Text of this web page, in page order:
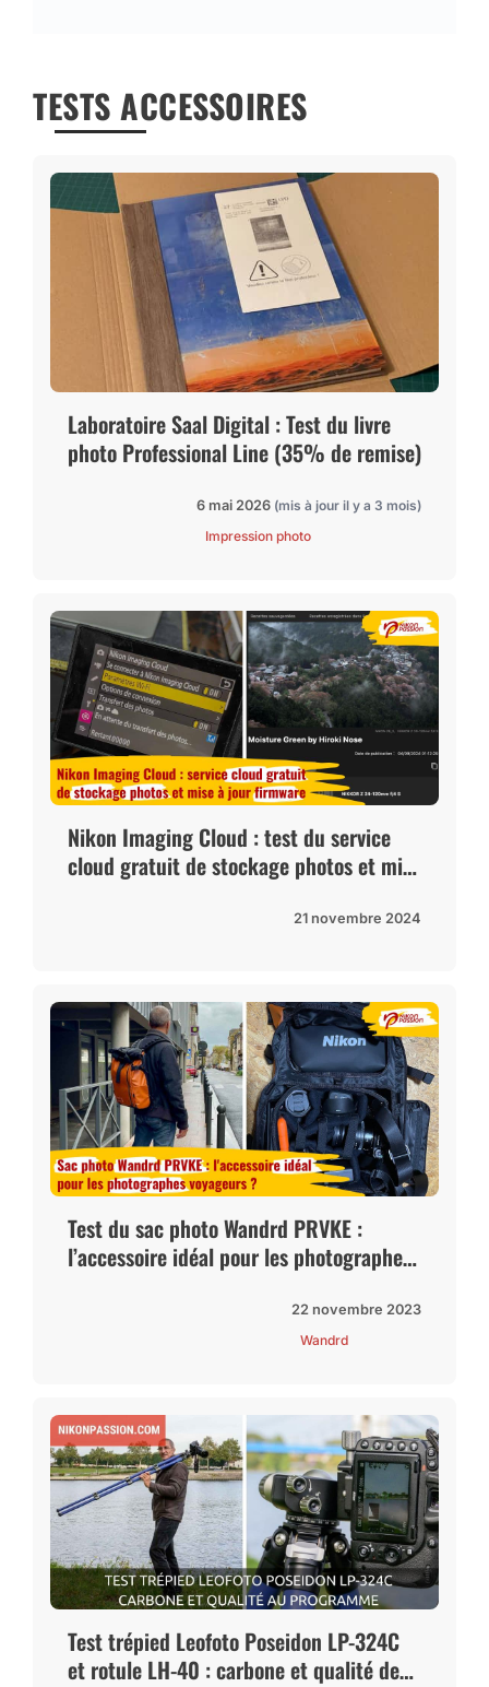
TESTS ACCESSOIRES
Laboratoire Saal Digital : Test du livre
photo Professional Line (35% de remise)
6 mai 2026 (mis à jour il y a 3 mois)
Impression photo
Nikon Imaging Cloud : test du service
cloud gratuit de stockage photos et mise
21 novembre 2024
Test du sac photo Wandrd PRVKE :
l’accessoire idéal pour les photographes
22 novembre 2023
Wandrd
Test trépied Leofoto Poseidon LP-324C
et rotule LH-40 : carbone et qualité de